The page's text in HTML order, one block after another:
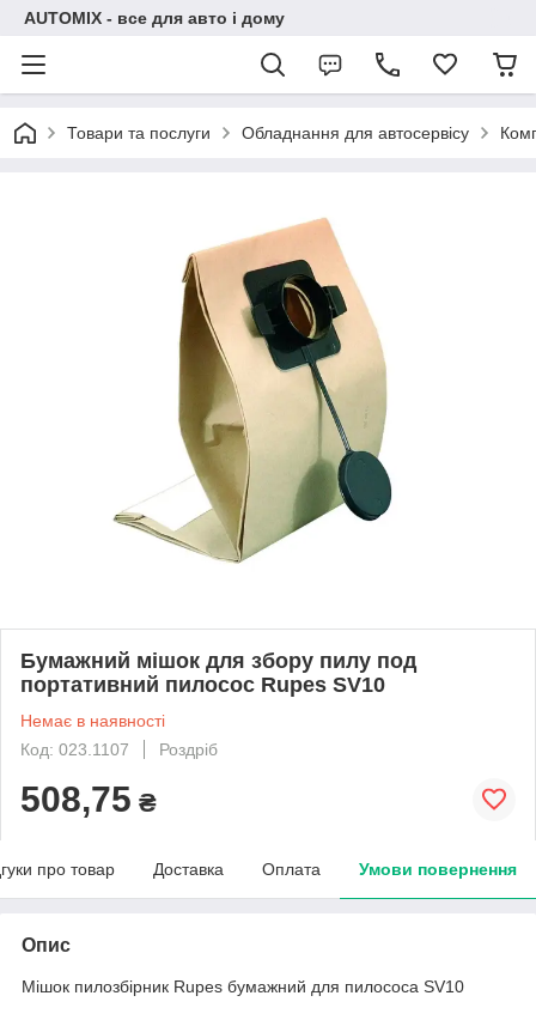
AUTOMIX - все для авто і дому
Товари та послуги Обладнання для автосервісу
Бумажний мішок для збору пилу под
портативний пилосос Rupes SV10
Немає в наявності
Код: 023.1107
Роздріб
508,75 ₴
про товар Доставка Оплата Умови повернення
Опис
Мішок пилозбірник Rupes бумажний для пилососа SV10